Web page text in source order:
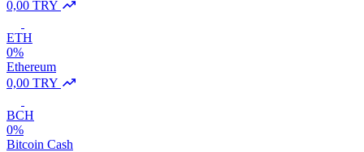
0,00 TRY
ETH
0%
Ethereum
0,00 TRY
BCH
0%
Bitcoin Cash